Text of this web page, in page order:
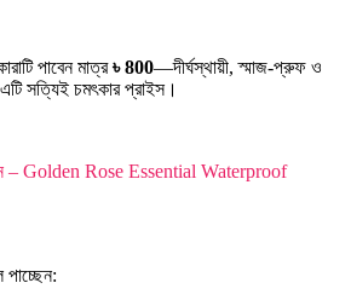
পাবেন মাত্র৳ 800—দীর্ঘস্থায়ী, স্মাজ-প্রুফ ও
সত্যিই চমৎকার প্রাইস।
– Golden Rose Essential Waterproof
পাচ্ছেন: